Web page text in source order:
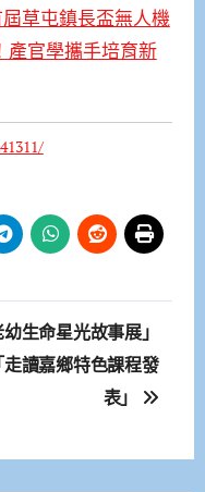
草屯鎮長盃無人機
官學攜手培育新
幼生命星光故事展」
走讀嘉鄉特色課程發
表」